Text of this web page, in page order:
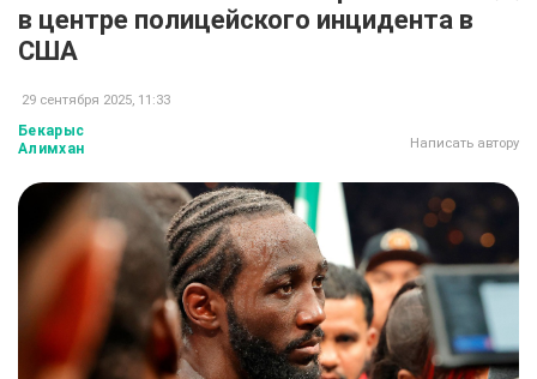
в центре полицейского инцидента в
США
29 сентября 2025, 11:33
Бекарыс
Алимхан
Написать автору